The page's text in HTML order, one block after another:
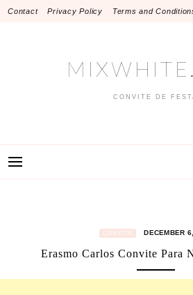
SkipContact Privacy Policy Terms and
CONVITE DE
CONVITE DECEMBER
Erasmo Carlos Convite Para